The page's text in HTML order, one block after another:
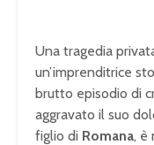
Una tragedia
un’imprenditrice
brutto episodio di
aggravato il suo
figlio di Romana, è